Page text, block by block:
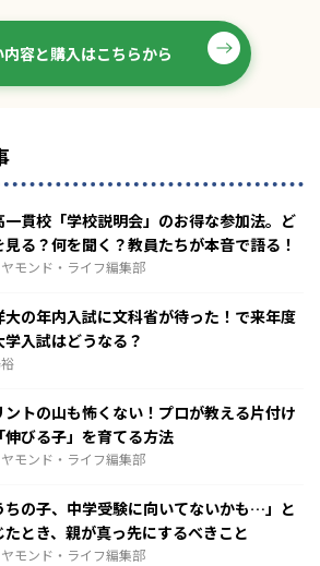
容と購入はこちらから
一貫校「学校説明会」のお得な参加法。ど
見る？何を聞く？教員たちが本音で語る！
モンド・ライフ編集部
大の年内入試に文科省が待った！で来年度
学入試はどうなる？
ントの山も怖くない！プロが教える片付け
伸びる子」を育てる方法
モンド・ライフ編集部
ちの子、中学受験に向いてないかも…」と
たとき、親が真っ先にするべきこと
モンド・ライフ編集部